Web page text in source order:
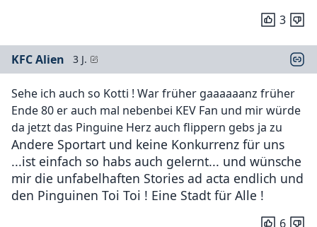
3
KFC Alien 3 J.
Sehe ich auch so Kotti ! War früher gaaaaaanz früher
Ende 80 er auch mal nebenbei KEV Fan und mir würde
da jetzt das Pinguine Herz auch flippern gebs ja zu
Andere Sportart und keine Konkurrenz für uns
...ist einfach so habs auch gelernt... und wünsche
mir die unfabelhaften Stories ad acta endlich und
den Pinguinen Toi Toi ! Eine Stadt für Alle !
6